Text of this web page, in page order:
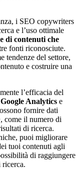
i SEO copywriters
e l’uso ottimale
di contenuti che
fonti riconosciute.
tendenze del settore,
e costruire una
l’efficacia del
Google Analytics e
fornire dati
come il numero di
di ricerca.
puoi migliorare
tuoi contenuti agli
di raggiungere